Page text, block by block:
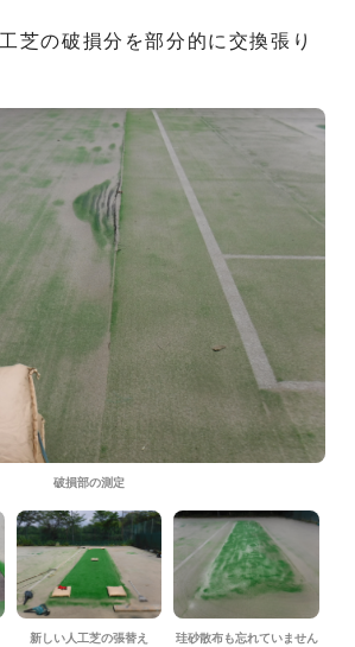
芝の破損分を部分的に交換張り
破損部の測定
新しい人工芝の張替え 珪砂散布も忘れていません